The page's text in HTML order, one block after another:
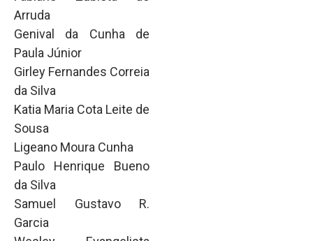
Arruda
Genival da Cunha de
Paula Júnior
Girley Fernandes Correia
da Silva
Katia Maria Cota Leite de
Sousa
Ligeano Moura Cunha
Paulo Henrique Bueno
da Silva
Samuel Gustavo R.
Garcia